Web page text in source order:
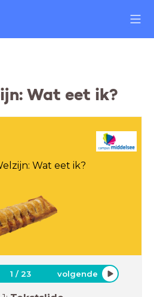
Wat eet ik?
Wat eet ik?
1 /23 volgende